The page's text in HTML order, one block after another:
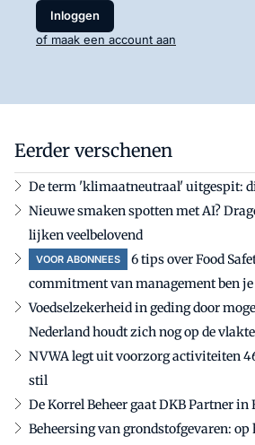
Inloggen
of maak een account aan
Eerder verschenen
De term 'klimaatneutraal' uitgespit:
Nieuwe smaken spotten met AI?
lijken veelbelovend
VOOR ABONNEES
6 tips over Food
commitment van management ben
Voedselzekerheid in geding door
Nederland houdt zich nog op de vlakte
NVWA legt uit voorzorg activiteiten
stil
De Korrel Beheer gaat DKB Partner
Beheersing van grondstofgevaren: op